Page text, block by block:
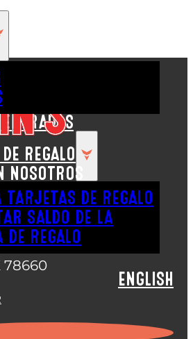
REGALO
TARJETAS DE REGALO
SALDO DE LA
DE REGALO
ENGLISH
NOSOTROS
78660